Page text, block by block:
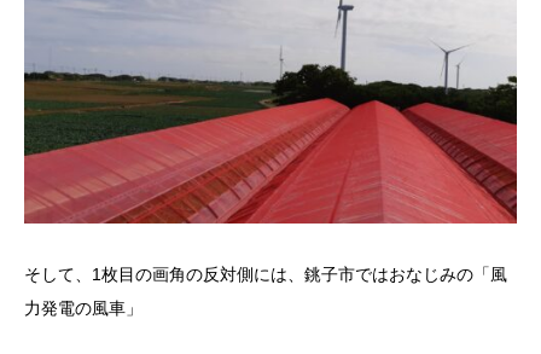
そして、1枚目の画角の反対側には、銚子市ではおなじみの「風
力発電の風車」